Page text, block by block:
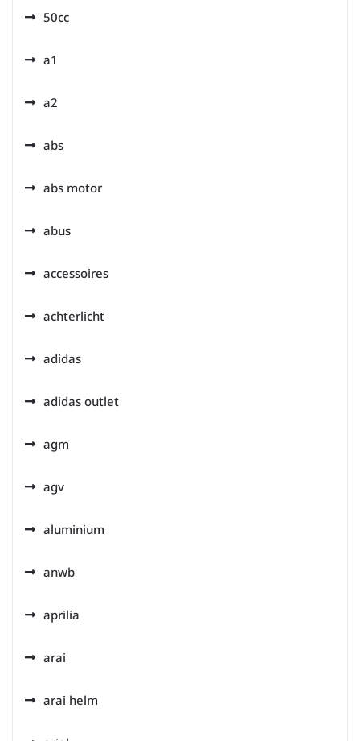
50cc
a1
a2
abs
abs motor
abus
accessoires
achterlicht
adidas
adidas outlet
agm
agv
aluminium
anwb
aprilia
arai
arai helm